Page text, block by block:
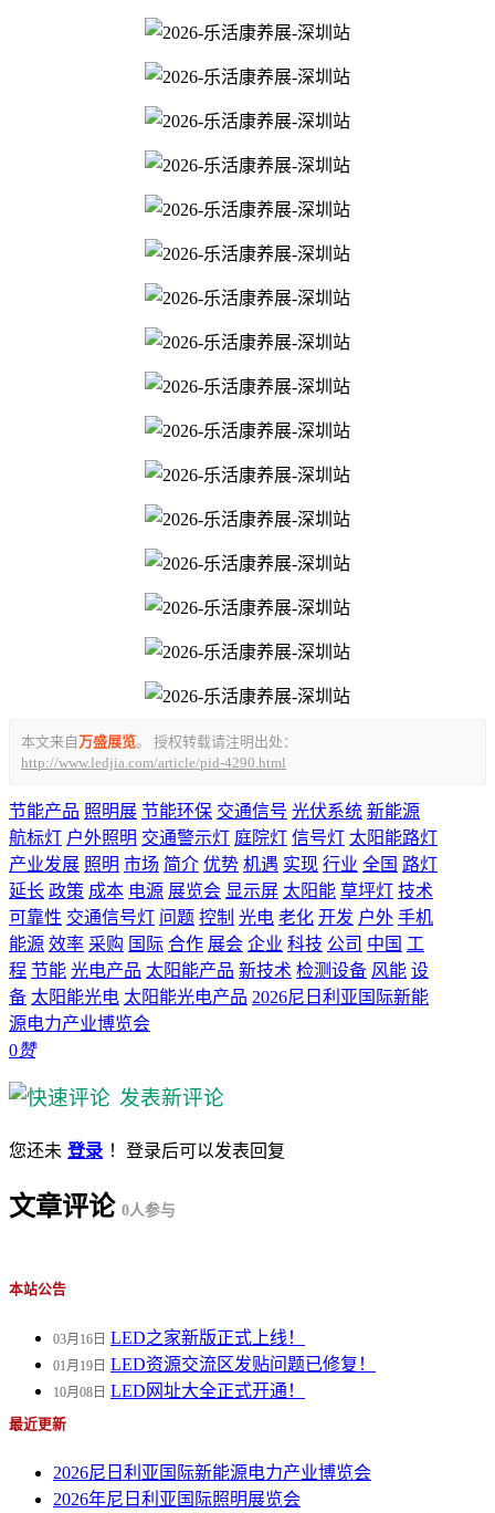
本文来自万盛展览。 授权转载请注明出处：
http://www.ledjia.com/article/pid-4290.html
节能产品 照明展 节能环保 交通信号 光伏系统 新能源
航标灯 户外照明 交通警示灯 庭院灯 信号灯 太阳能路灯
产业发展 照明 市场 简介 优势 机遇 实现 行业 全国 路灯
延长 政策 成本 电源 展览会 显示屏 太阳能 草坪灯 技术
可靠性 交通信号灯 问题 控制 光电 老化 开发 户外 手机
能源 效率 采购 国际 合作 展会 企业 科技 公司 中国 工
程 节能 光电产品 太阳能产品 新技术 检测设备 风能 设
备 太阳能光电 太阳能光电产品 2026尼日利亚国际新能
源电力产业博览会
0赞
发表新评论
您还未 登录 ！登录后可以发表回复
文章评论 0人参与
本站公告
03月16日 LED之家新版正式上线！
01月19日 LED资源交流区发贴问题已修复！
10月08日 LED网址大全正式开通！
最近更新
2026尼日利亚国际新能源电力产业博览会
2026年尼日利亚国际照明展览会